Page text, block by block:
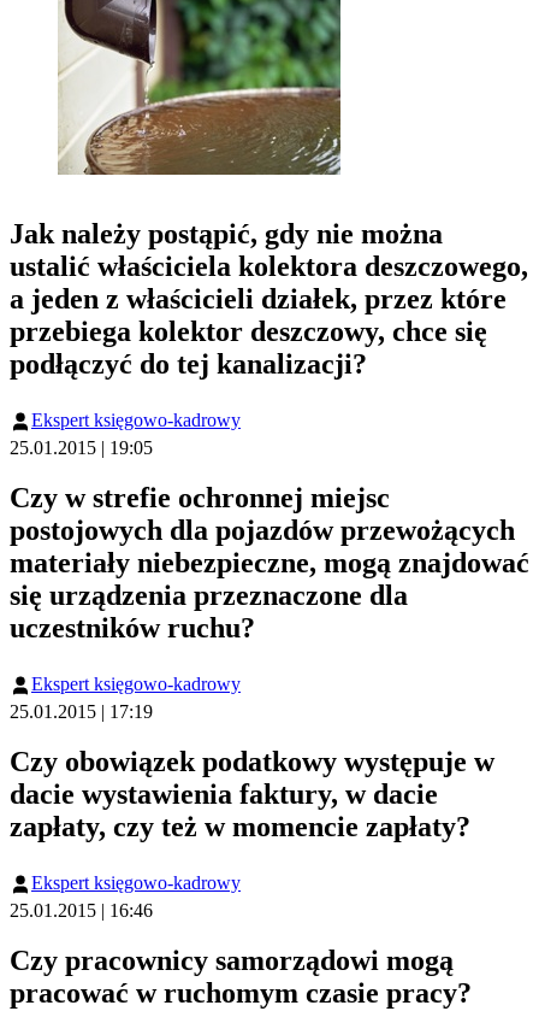
Jak należy postąpić, gdy nie można
ustalić właściciela kolektora deszczowego,
a jeden z właścicieli działek, przez które
przebiega kolektor deszczowy, chce się
podłączyć do tej kanalizacji?
Ekspert księgowo-kadrowy
25.01.2015 | 19:05
Czy w strefie ochronnej miejsc
postojowych dla pojazdów przewożących
materiały niebezpieczne, mogą znajdować
się urządzenia przeznaczone dla
uczestników ruchu?
Ekspert księgowo-kadrowy
25.01.2015 | 17:19
Czy obowiązek podatkowy występuje w
dacie wystawienia faktury, w dacie
zapłaty, czy też w momencie zapłaty?
Ekspert księgowo-kadrowy
25.01.2015 | 16:46
Czy pracownicy samorządowi mogą
pracować w ruchomym czasie pracy?